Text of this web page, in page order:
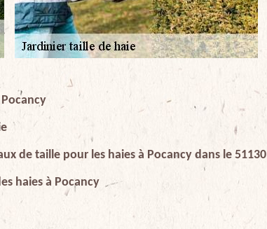
de taille pour les haies à Pocancy dans le 51130
haies à Pocancy